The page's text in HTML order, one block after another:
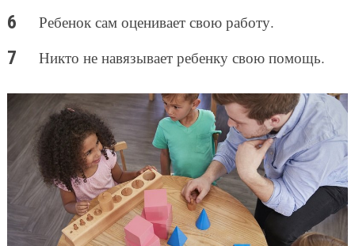
Ребенок сам оценивает свою работу.
Никто не навязывает ребенку свою помощь.